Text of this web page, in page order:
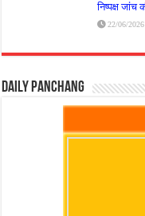
निष्पक्ष जांच
22/06/2026
Daily Panchang